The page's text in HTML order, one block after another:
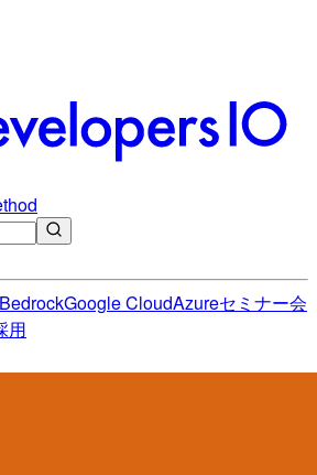
BedrockGoogle CloudAzureセミナー会
用